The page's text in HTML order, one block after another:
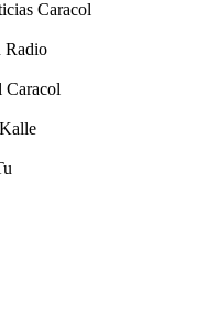
Caracol
Radio
Caracol